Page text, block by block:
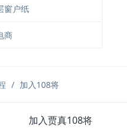
窗户纸
商
加入108将
加入贾真108将